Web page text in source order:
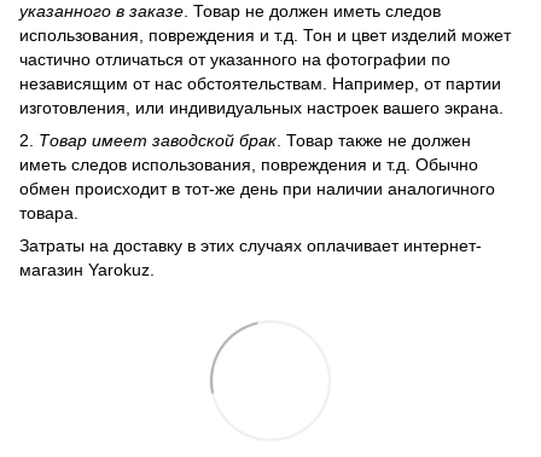
указанного в заказе. Товар не должен иметь следов
использования, повреждения и т.д. Тон и цвет изделий может
частично отличаться от указанного на фотографии по
независящим от нас обстоятельствам. Например, от партии
изготовления, или индивидуальных настроек вашего экрана.
2. Товар имеет заводской брак. Товар также не должен
иметь следов использования, повреждения и т.д. Обычно
обмен происходит в тот-же день при наличии аналогичного
товара.
Затраты на доставку в этих случаях оплачивает интернет-
магазин Yarokuz.